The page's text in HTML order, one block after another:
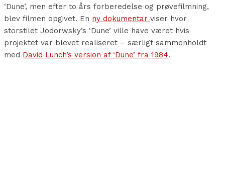
‘Dune’, men efter to års forberedelse og prøvefilmning,
blev filmen opgivet. En ny dokumentar viser hvor
storstilet Jodorwsky’s ‘Dune’ ville have været hvis
projektet var blevet realiseret – særligt sammenholdt
med David Lunch’s version af ‘Dune’ fra 1984.